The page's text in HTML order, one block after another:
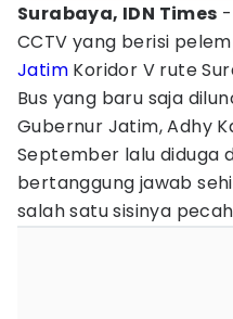
Surabaya, IDN Times
CCTV yang berisi
Jatim Koridor V rute
Bus yang baru saja
Gubernur Jatim, Adhy
September lalu diduga
bertanggung jawab
salah satu sisinya